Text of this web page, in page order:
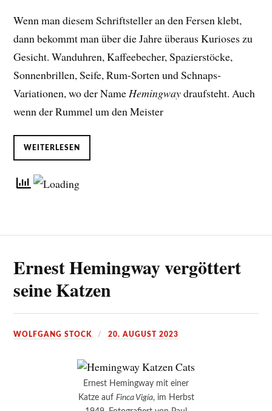
Wenn man diesem Schriftsteller an den Fersen klebt,
dann bekommt man über die Jahre überaus Kurioses zu
Gesicht. Wanduhren, Kaffeebecher, Spazierstöcke,
Sonnenbrillen, Seife, Rum-Sorten und Schnaps-
Variationen, wo der NameHemingwaydraufsteht. Auch
wenn der Rummel um den Meister
WEITERLESEN
Ernest Hemingway vergöttert
seine Katzen
WOLFGANG STOCK 20. AUGUST 2023
Ernest Hemingway mit einer
Katze auf Finca Vigía, im Herbst